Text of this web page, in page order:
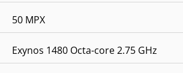
50 MPX
Exynos 1480 Octa-core 2.75 GHz